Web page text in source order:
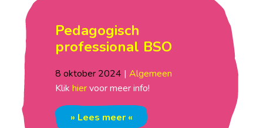
Pedagogisch
professional BSO
8 oktober 2024 | Algemeen
Klik hiervoor meer info!
» Lees meer «